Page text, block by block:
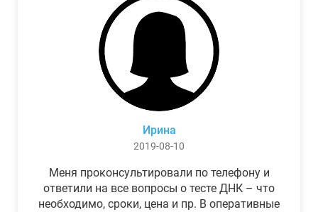
Ирина
2019-08-10
Меня проконсультировали по телефону и
ответили на все вопросы о тесте ДНК – что
необходимо, сроки, цена и пр. В оперативные